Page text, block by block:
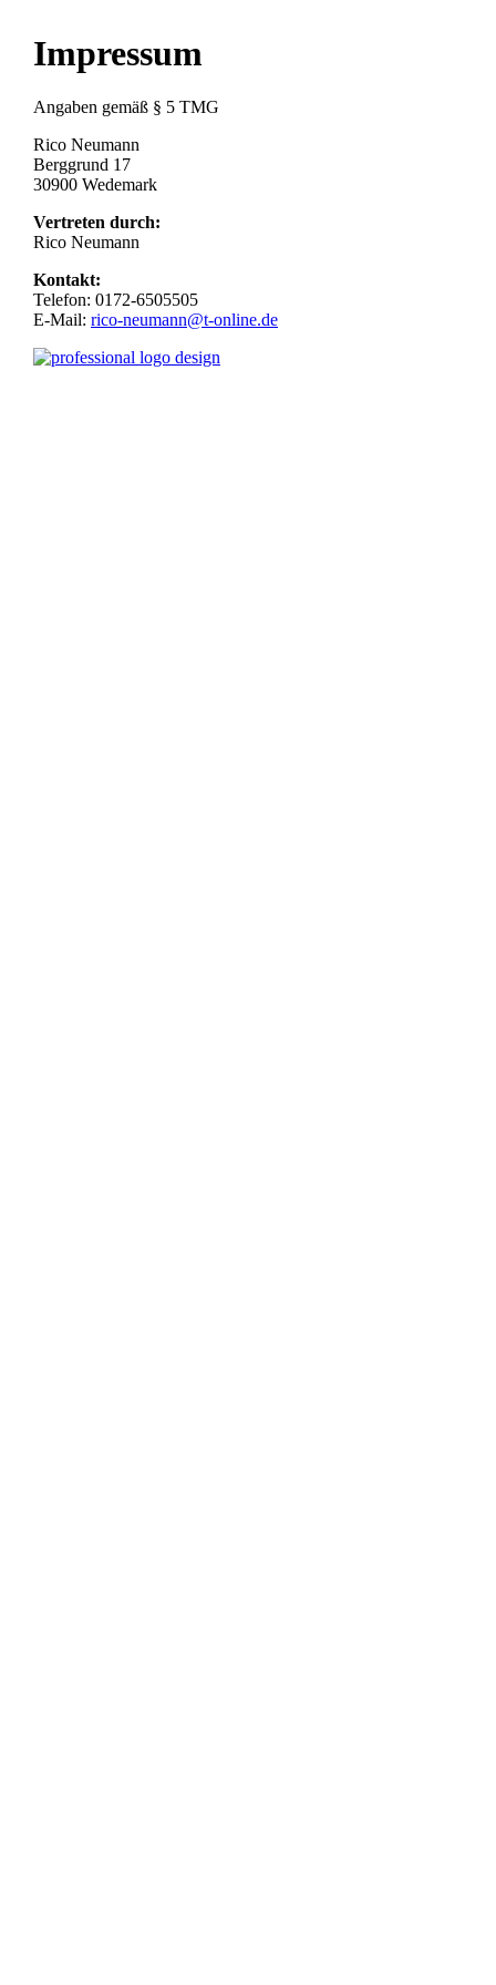
Impressum
Angaben gemäß § 5 TMG
Rico Neumann
Berggrund 17
30900 Wedemark
Vertreten durch:
Rico Neumann
Kontakt:
Telefon: 0172-6505505
E-Mail: rico-neumann@t-online.de